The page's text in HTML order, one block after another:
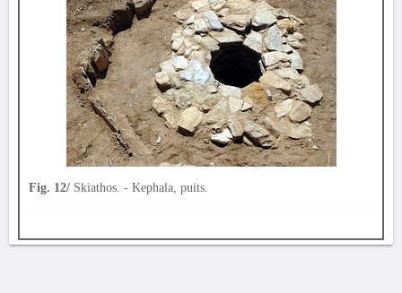
Fig. 12/ Skiathos. - Kephala, puits.